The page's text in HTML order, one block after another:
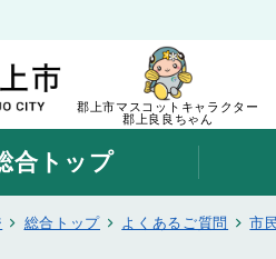
郡上市マスコットキャラクター
郡上良良ちゃん
合トップ
総合トップ よくあるご質問 市